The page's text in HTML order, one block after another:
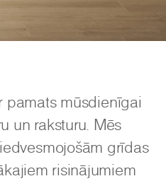
pamats mūsdienīgai
un raksturu. Mēs
grīdas
risinājumiem